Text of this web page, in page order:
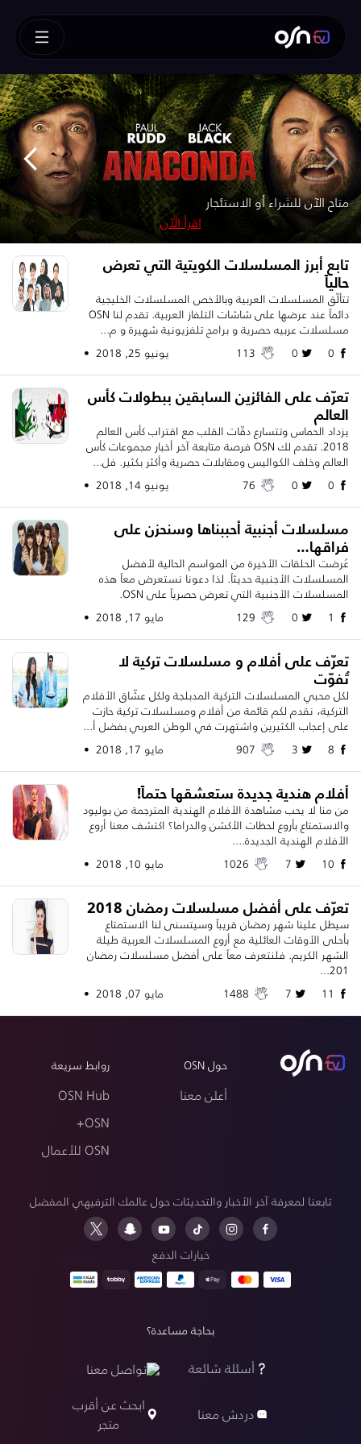
متاح الآن للشراء أو الاستئجار
اقرأ الآن
How To Train Your Dragon
!متوفر للشراء الآن
اقرأ الآن
!متوفر الآن للشراء أو الاستئجار – SUPERMAN
اقرأ الآن
متوفر الآن للشراء
اقرأ الآن
متوفر للشراء أو الاستئجار – تابعه قبل الآخرين
اقرأ الآن
تابع أبرز المسلسلات الكويتية التي تعرض
حالياً
تتألّق المسلسلات العربية وبالأخص المسلسلات الخليجية
دائماً عند عرضها على شاشات التلفاز العربية. تقدم لنا OSN
مسلسلات عربيه حصرية و برامج تلفزيونية شهيرة و م...
يونيو 25, 2018 •
تعرّف على الفائزين السابقين ببطولات كأس
العالم
يزداد الحماس وتتسارع دقّات القلب مع اقتراب كأس العالم
2018. تقدم لك OSN فرصة متابعة آخر أخبار مجموعات كأس
العالم وخلف الكواليس ومقابلات حصرية وأكثر بكثير. فل...
يونيو 14, 2018 •
مسلسلات أجنبية أحببناها وسنحزن على
فراقها…
عُرضت الحلقات الأخيرة من المواسم الحالية لأفضل
المسلسلات الأجنبية حديثاً. لذا دعونا نستعرض معاً هذه
المسلسلات الأجنبية التي تعرض حصرياً على OSN.
مايو 17, 2018 •
تعرّف على أفلام و مسلسلات تركية لا
تُفوّت
لكل محبي المسلسلات التركية المدبلجة ولكل عشّاق الأفلام
التركية، نقدم لكم قائمة من أفلام ومسلسلات تركية حازت
على إعجاب الكثيرين واشتهرت في الوطن العربي بفضل أ...
مايو 17, 2018 •
أفلام هندية جديدة ستعشقها حتماً!
من منا لا يحب مشاهدة الأفلام الهندية المترجمة من بوليود
والاستمتاع بأروع لحظات الأكشن والدراما؟ اكتشف معنا أروع
الأفلام الهندية الجديدة....
مايو 10, 2018 •
تعرّف على أفضل مسلسلات رمضان 2018
سيطل علينا شهر رمضان قريباً وسيتسنى لنا الاستمتاع
بأحلى الأوقات العائلية مع أروع المسلسلات العربية طيلة
الشهر الكريم. فلنتعرف معاً على أفضل مسلسلات رمضان
201...
مايو 07, 2018 •
حول OSN
أعلن معنا
روابط سريعة
OSN Hub
OSN+
OSN للأعمال
تابعنا لمعرفة آخر الأخبار والتحديثات حول عالمك الترفيهي المفضل
خيارات الدفع
بحاجة مساعدة؟
أسئلة شائعة
تواصل معنا
دردش معنا
ابحث عن أقرب
متجر